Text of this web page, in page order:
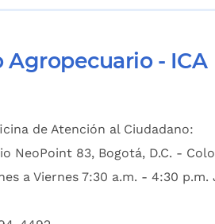
- ICA
de Atención al Ciudadano:
NeoPoint 83, Bogotá, D.C. -
a Viernes 7:30 a.m. - 4:30 p.m.